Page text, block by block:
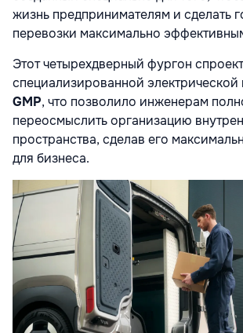
жизнь предпринимателям и сделать
перевозки максимально
Этот четырехдверный фургон
специализированной
GMP, что позволило инженерам
переосмыслить организацию
пространства, сделав его
для бизнеса.